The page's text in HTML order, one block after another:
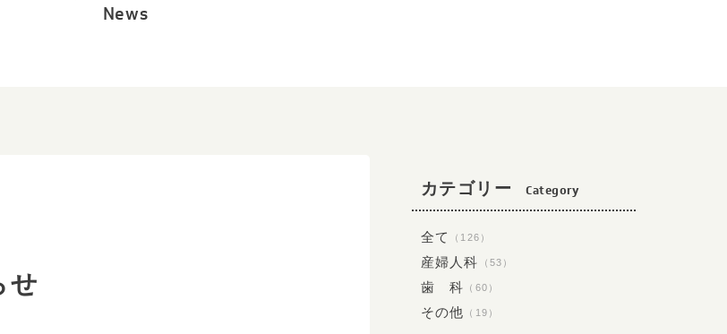
News
せ
カテゴリー Category
全て （126）
産婦人科 （53）
歯 科 （60）
その他 （19）